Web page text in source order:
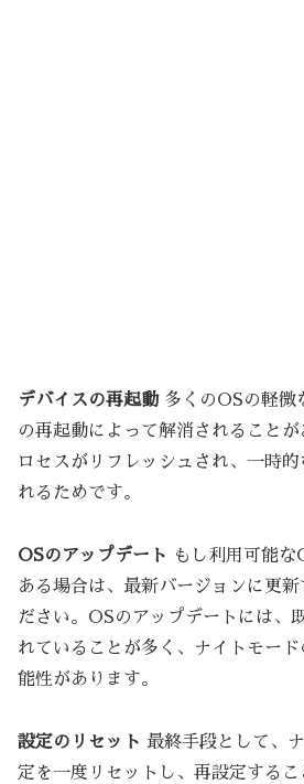
デバイスの再起動多くのOSの軽微
の再起動によって解消されること
ロセスがリフレッシュされ、一時
れるためです。
OSのアップデート
もし利用可能な
ある場合は、最新バージョンに更新
ださい。OSのアップデートには、
れていることが多く、ナイトモード
能性があります。
設定のリセット 最終手段として、
定を一度リセットし、再設定する